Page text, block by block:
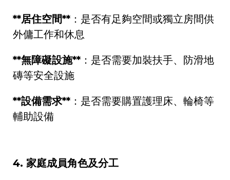
**居住空間** ：是否有足夠空間或獨立房間供
外傭工作和休息
**無障礙設施** ：是否需要加裝扶手、防滑地
磚等安全設施
**設備需求** ：是否需要購置護理床、輪椅等
輔助設備
4. 家庭成員角色及分工